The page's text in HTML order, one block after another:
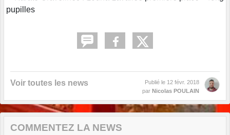
Voir toutes les news Publié le 12 févr. 2018
par Nicolas POULAIN
COMMENTEZ LA NEWS